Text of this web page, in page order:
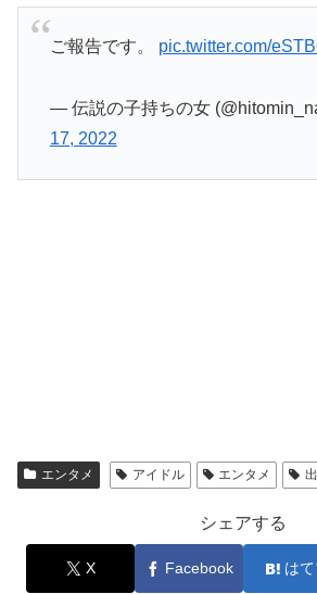
ご報告です。 pic.twitter.com/
— 伝説の子持ちの女
17, 2022
エンタメ アイドル エンタメ
シェアする
X Facebook は